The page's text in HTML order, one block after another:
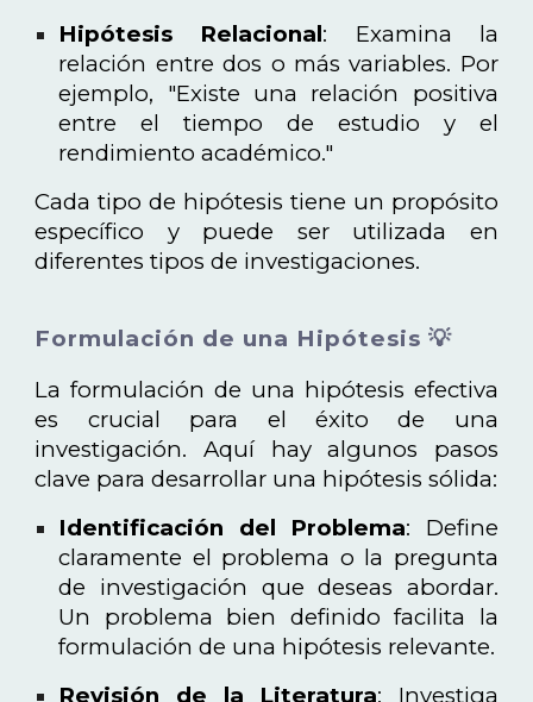
Hipótesis Relacional: Examina la
relación entre dos o más variables. Por
ejemplo, "Existe una relación positiva
entre el tiempo de estudio y el
rendimiento académico."
Cada tipo de hipótesis tiene un propósito
específico y puede ser utilizada en
diferentes tipos de investigaciones.
Formulación de una Hipótesis 💡
La formulación de una hipótesis efectiva
es crucial para el éxito de una
investigación. Aquí hay algunos pasos
clave para desarrollar una hipótesis sólida:
Identificación del Problema: Define
claramente el problema o la pregunta
de investigación que deseas abordar.
Un problema bien definido facilita la
formulación de una hipótesis relevante.
Revisión de la Literatura: Investiga